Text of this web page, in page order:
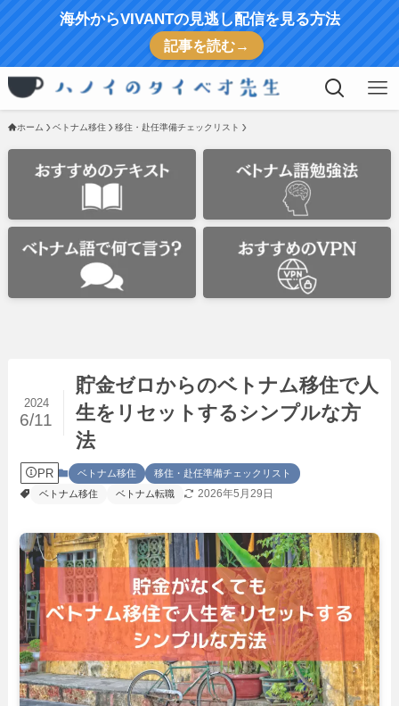
海外からVIVANTの見逃し配信を見る方法
記事を読む→
ホーム ベトナム移住 移住・赴任準備チェックリスト
貯金ゼロからのベトナム移住で人
生をリセットするシンプルな方
法
2024
6/11
PR ベトナム移住
移住・赴任準備チェックリスト
ベトナム移住
ベトナム転職 2026年5月29日